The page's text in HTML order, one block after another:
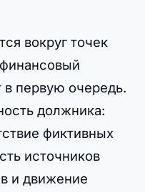
вокруг точек
первую очередь.
должника:
фиктивных
источников
и движение